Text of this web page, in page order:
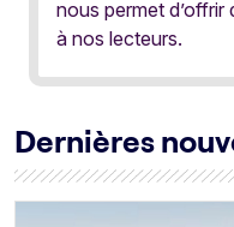
nous permet
à nos lecteurs.
Dernières